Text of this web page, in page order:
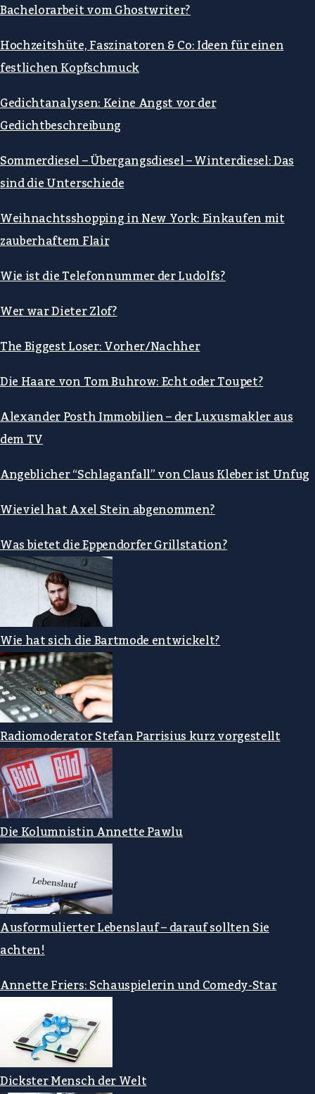
Bachelorarbeit vom Ghostwriter?
Hochzeitshüte, Faszinatoren & Co: Ideen für einen
festlichen Kopfschmuck
Gedichtanalysen: Keine Angst vor der
Gedichtbeschreibung
Sommerdiesel – Übergangsdiesel – Winterdiesel: Das
sind die Unterschiede
Weihnachtsshopping in New York: Einkaufen mit
zauberhaftem Flair
Wie ist die Telefonnummer der Ludolfs?
Wer war Dieter Zlof?
The Biggest Loser: Vorher/Nachher
Die Haare von Tom Buhrow: Echt oder Toupet?
Alexander Posth Immobilien – der Luxusmakler aus
dem TV
Angeblicher “Schlaganfall” von Claus Kleber ist Unfug
Wieviel hat Axel Stein abgenommen?
Was bietet die Eppendorfer Grillstation?
Wie hat sich die Bartmode entwickelt?
Radiomoderator Stefan Parrisius kurz vorgestellt
Die Kolumnistin Annette Pawlu
Ausformulierter Lebenslauf – darauf sollten Sie
achten!
Annette Friers: Schauspielerin und Comedy-Star
Dickster Mensch der Welt